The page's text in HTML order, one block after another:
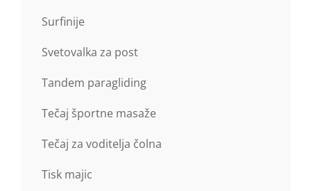
Surfinije
Svetovalka za post
Tandem paragliding
Tečaj športne masaže
Tečaj za voditelja čolna
Tisk majic